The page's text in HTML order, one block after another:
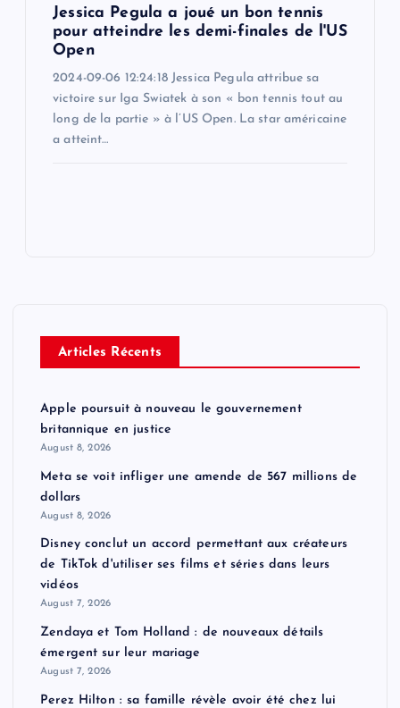
Jessica Pegula a joué un bon tennis
pour atteindre les demi-finales de l'US
Open
2024-09-06 12:24:18 Jessica Pegula attribue sa
victoire sur Iga Swiatek à son « bon tennis tout au
long de la partie » à l’US Open. La star américaine
a atteint…
Articles Récents
Apple poursuit à nouveau le gouvernement
britannique en justice
August 8, 2026
Meta se voit infliger une amende de 567 millions de
dollars
August 8, 2026
Disney conclut un accord permettant aux créateurs
de TikTok d'utiliser ses films et séries dans leurs
vidéos
August 7, 2026
Zendaya et Tom Holland : de nouveaux détails
émergent sur leur mariage
August 7, 2026
Perez Hilton : sa famille révèle avoir été chez lui